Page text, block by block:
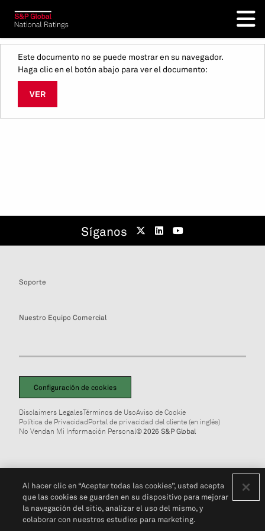
Este documento no se puede mostrar en su navegador.
Haga clic en el botón abajo para ver el documento:
VER
Síganos
Soporte
Nuestro Equipo Comercial
Configuración de cookies
Disclaimers LegalesTérminos de UsoAviso de Cookie
Política de PrivacidadPortal de privacidad del cliente (en inglés)
No Vendan Mi Información Personal© 2026 S&P Global
Al hacer clic en “Aceptar todas las cookies”, usted acepta
que las cookies se guarden en su dispositivo para mejorar
la navegación del sitio, analizar el uso del mismo, y
colaborar con nuestros estudios para marketing.